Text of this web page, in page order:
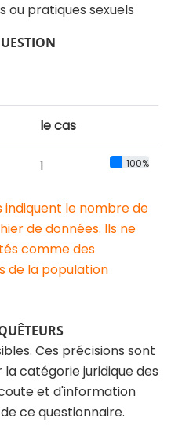
pratiques sexuels
le cas
1 100%
le nombre de
de données. Ils ne
comme des
de la population
Ces précisions sont
catégorie juridique des
et d'information
ce questionnaire.